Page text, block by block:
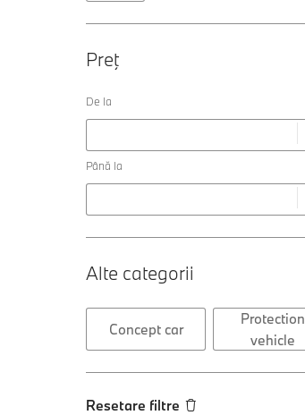
Preţ
De la
Până la
Alte categorii
Concept car
Protection
vehicle
Resetare filtre